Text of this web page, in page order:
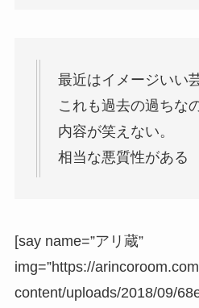
最近はイメージいい
これも過去の過ちな
内容が笑えない。
相当な悪質性がある
[say name=”アリ蔵”
img=”https://
content/uploads/2018/09/